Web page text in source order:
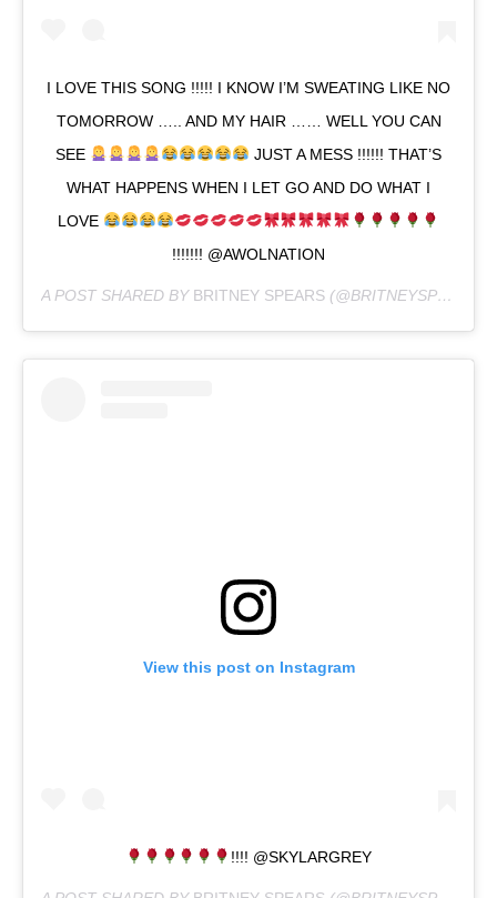
I LOVE THIS SONG !!!!! I KNOW I’M SWEATING LIKE NO
TOMORROW ….. AND MY HAIR …… WELL YOU CAN
SEE
JUST A MESS !!!!!! THAT’S
WHAT HAPPENS WHEN I LET GO AND DO WHAT I
LOVE
!!!!!!! @AWOLNATION
A POST SHARED BY BRITNEY SPEARS (@BRITNEYSPEARS) ON
View this post on Instagram
!!!! @SKYLARGREY